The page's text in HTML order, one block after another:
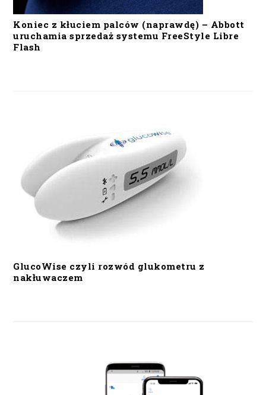
Koniec z kłuciem palców (naprawdę) – Abbott
uruchamia sprzedaż systemu FreeStyle Libre
Flash
GlucoWise czyli rozwód glukometru z
nakłuwaczem